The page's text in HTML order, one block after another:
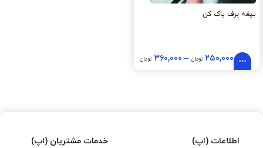
تیغه برف پاک کن
۲۵۰,۰۰۰ تومان– ۳۶۰,۰۰۰ تومان
اطلاعات (اپ) خدمات مشتریان (اپ)